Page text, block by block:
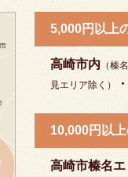
5,000円以上
高崎市内 （榛
見エリア除く）
10,000円以
高崎市榛名